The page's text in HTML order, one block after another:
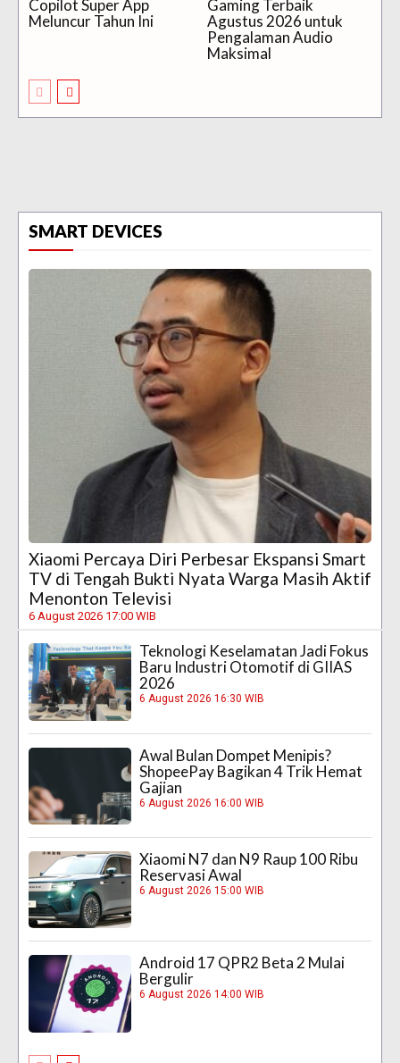
Copilot Super App
Meluncur Tahun Ini
Gaming Terbaik
Agustus 2026 untuk
Pengalaman Audio
Maksimal
SMART DEVICES
Xiaomi Percaya Diri Perbesar Ekspansi Smart
TV di Tengah Bukti Nyata Warga Masih Aktif
Menonton Televisi
6 August 2026 17:00 WIB
Teknologi Keselamatan Jadi Fokus
Baru Industri Otomotif di GIIAS
2026
6 August 2026 16:30 WIB
Awal Bulan Dompet Menipis?
ShopeePay Bagikan 4 Trik Hemat
Gajian
6 August 2026 16:00 WIB
Xiaomi N7 dan N9 Raup 100 Ribu
Reservasi Awal
6 August 2026 15:00 WIB
Android 17 QPR2 Beta 2 Mulai
Bergulir
6 August 2026 14:00 WIB